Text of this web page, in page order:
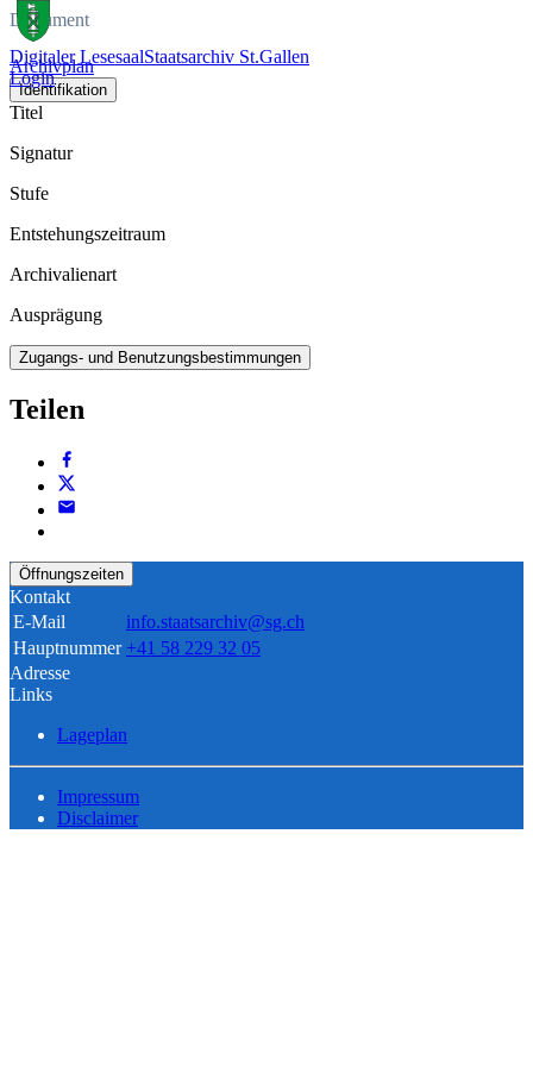
Digitaler LesesaalStaatsarchiv St.Gallen
Login
Dokument
Archivplan
Identifikation
Titel
Signatur
Stufe
Entstehungszeitraum
Archivalienart
Ausprägung
Zugangs- und Benutzungsbestimmungen
Teilen
Öffnungszeiten
Kontakt
E-Mail
info.staatsarchiv@sg.ch
Hauptnummer +41 58 229 32 05
Adresse
Links
Lageplan
Impressum
Disclaimer